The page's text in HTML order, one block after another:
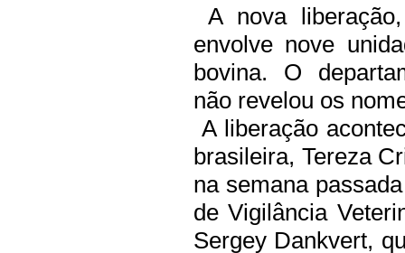
A nova
envolve nove
bovina. O
não revelou os
A liberação
brasileira, Tereza
na semana
de Vigilância
Sergey Dankvert,